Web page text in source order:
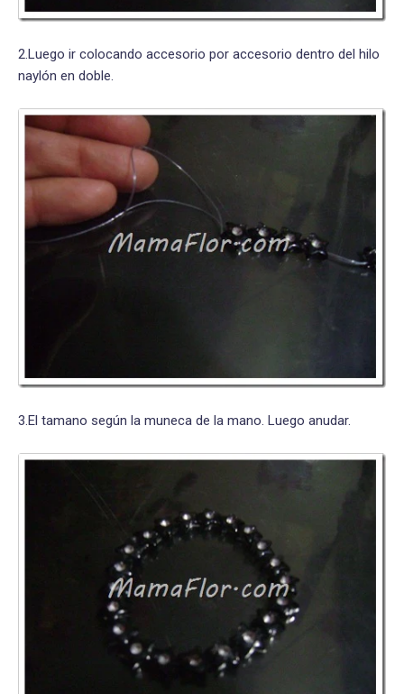
2.Luego ir colocando accesorio por accesorio dentro del hilo
naylón en doble.
3.El tamano según la muneca de la mano. Luego anudar.